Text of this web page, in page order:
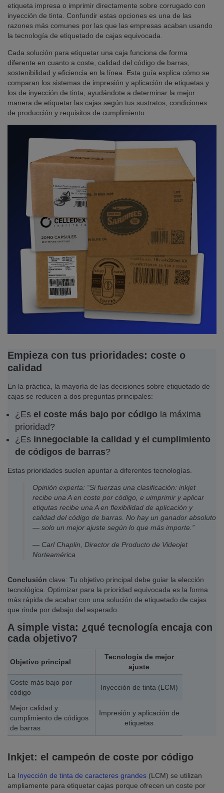
etiqueta impresa o imprimir directamente sobre corrugado con
inyección de tinta. Confundir estas opciones es una de las
razones más comunes por las que las empresas acaban usando
la tecnología de etiquetado de cajas equivocada.
Cada solución para etiquetar una caja funciona de forma
diferente en cuanto a coste, calidad del código de barras,
sostenibilidad y eficiencia en la línea. Esta guía explica cómo se
comparan los sistemas de impresión y aplicación de etiquetas y
los de inyección de tinta, ayudándote a determinar la mejor
manera de etiquetar las cajas según tus sustratos, condiciones
de producción y requisitos de cumplimiento.
Empieza con tus prioridades: coste o
calidad
En la práctica, la mayoría de las decisiones sobre etiquetado de
cajas se reducen a dos preguntas principales:
¿Es el coste más bajo por código la máxima
prioridad?
¿Es innegociable la calidad y el cumplimiento
de códigos de barras?
Estas prioridades suelen apuntar a diferentes tecnologías.
Opinión experta: “Si fuerzas una clasificación: inkjet
recibe una A en coste por código, e uimprimir y aplicar
etiqutas recibe una A en flexibilidad de aplicación y
calidad del código de barras. No hay un ganador absoluto
— solo un mejor ajuste según lo que más importe.”
— Carl Chaplin, Director de Producto de Videojet
Norteamérica
Conclusión clave: Tu objetivo principal debe guiar la elección
tecnológica. Optimizar para la prioridad equivocada es la forma
más rápida de acabar con una solución de etiquetado de cajas
que rinde por debajo del esperado.
A simple vista: ¿qué tecnología encaja con
cada objetivo?
Objetivo principal
Tecnología de mejor
ajuste
Coste más bajo por
código
Inyección de tinta (LCM)
Mejor calidad y
cumplimiento de códigos
de barras
Impresión y aplicación de
etiquetas
Inkjet: el campeón de coste por código
La Inyección de tinta de caracteres grandes (LCM) se utilizan
ampliamente para etiquetar cajas porque ofrecen un coste por